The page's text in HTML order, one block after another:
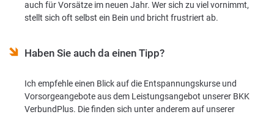
auch für Vorsätze im neuen Jahr. Wer sich zu viel vornimmt,
stellt sich oft selbst ein Bein und bricht frustriert ab.
Haben Sie auch da einen Tipp?
Ich empfehle einen Blick auf die Entspannungskurse und
Vorsorgeangebote aus dem Leistungsangebot unserer BKK
VerbundPlus. Die finden sich unter anderem auf unserer